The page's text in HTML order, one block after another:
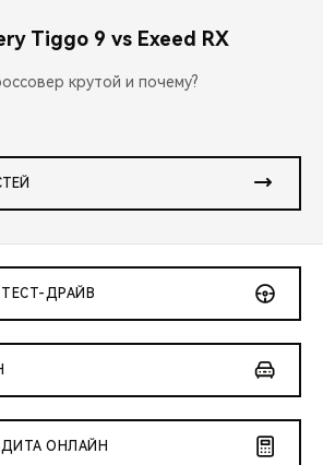
Tiggo 9 vs Exeed RX
крутой и почему?
ДРАЙВ
ОНЛАЙН